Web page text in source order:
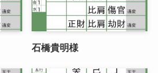
石橋貴明様